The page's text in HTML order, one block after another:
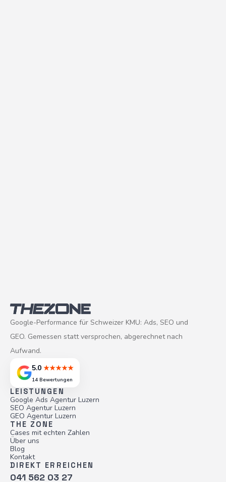
Google-Performance für Schweizer KMU: Ads, SEO und
GEO. Gemessen statt versprochen, abgerechnet nach
Aufwand.
5.0 ★★★★★
14 Bewertungen
LEISTUNGEN
Google Ads Agentur Luzern
SEO Agentur Luzern
GEO Agentur Luzern
THE ZONE
Cases mit echten Zahlen
Über uns
Blog
Kontakt
DIREKT ERREICHEN
041 562 03 27